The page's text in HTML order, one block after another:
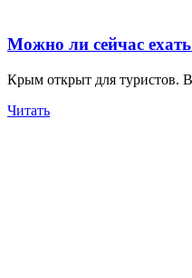
Можно ли сейчас
Крым открыт для туристов.
Читать